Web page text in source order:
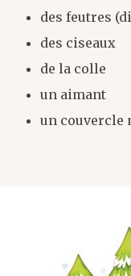
des feutres
des ciseaux
de la colle
un aimant
un couvercle